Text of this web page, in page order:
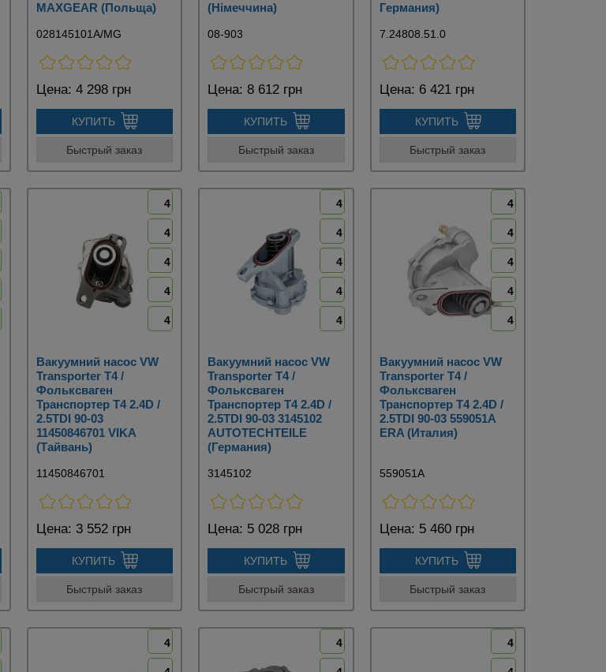
MAXGEAR (Польща)
028145101A/MG
Цена: 4 298 грн
КУПИТЬ
Быстрый заказ
(Німеччина)
08-903
Цена: 8 612 грн
КУПИТЬ
Быстрый заказ
Германия)
7.24808.51.0
Цена: 6 421 грн
КУПИТЬ
Быстрый заказ
4
4
4
4
4
Вакуумний насос VW
Transporter T4 /
Фольксваген
Транспортер Т4 2.4D /
2.5TDI 90-03
11450846701 VIKA
(Тайвань)
11450846701
Цена: 3 552 грн
КУПИТЬ
Быстрый заказ
4
4
4
4
4
Вакуумний насос VW
Transporter T4 /
Фольксваген
Транспортер Т4 2.4D /
2.5TDI 90-03 3145102
AUTOTECHTEILE
(Германия)
3145102
Цена: 5 028 грн
КУПИТЬ
Быстрый заказ
4
4
4
4
4
Вакуумний насос VW
Transporter T4 /
Фольксваген
Транспортер Т4 2.4D /
2.5TDI 90-03 559051A
ERA (Италия)
559051A
Цена: 5 460 грн
КУПИТЬ
Быстрый заказ
4 4 4